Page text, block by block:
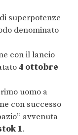
superpotenze
denominato
con il lancio
4 ottobre
uomo a
con successo
avvenuta
1.